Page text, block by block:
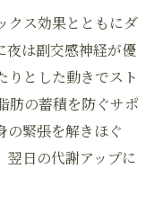
クス効果とともにダ
夜は副交感神経が優
りとした動きでスト
肪の蓄積を防ぐサポ
の緊張を解きほぐ
翌日の代謝アップに